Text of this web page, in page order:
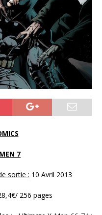
7
sortie : 10 Avril 2013
256 pages